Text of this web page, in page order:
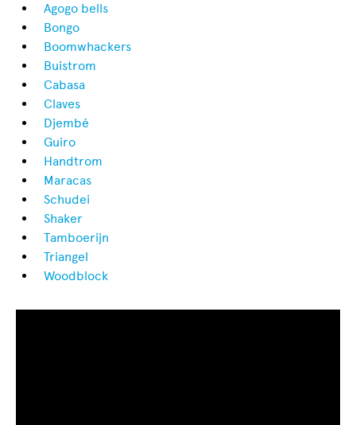
Agogo bells
Bongo
Boomwhackers
Buistrom
Cabasa
Claves
Djembé
Guiro
Handtrom
Maracas
Schudei
Shaker
Tamboerijn
Triangel
Woodblock